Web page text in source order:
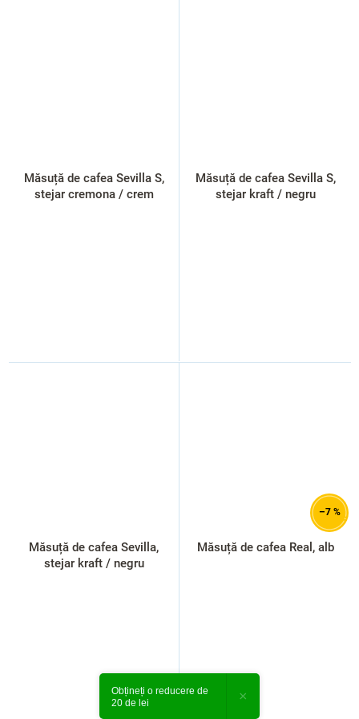
Măsuță de cafea Sevilla S,
stejar cremona / crem
Măsuță de cafea Sevilla S,
stejar kraft / negru
Măsuță de cafea Sevilla,
stejar kraft / negru
–7 %
Măsuță de cafea Real, alb
Obțineți o reducere de
20 de lei
×